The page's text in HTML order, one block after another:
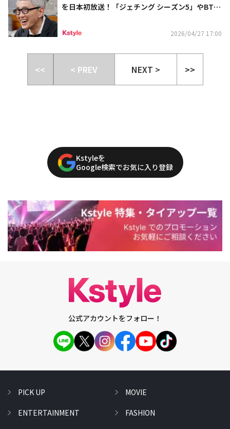
を日本初放送！「ジェチング シーズン5」やBTS
2026/04/27 17:00
<< < PREV NEXT > >>
Kstyleを
Google検索でお気に入り登録
公式アカウントをフォロー！
PICK UP
ENTERTAINMENT
MOVIE
FASHION